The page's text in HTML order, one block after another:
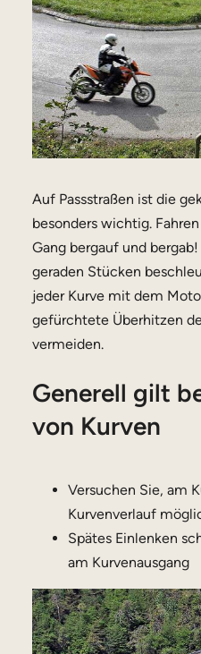
Auf Passstraßen ist die
besonders wichtig.
Gang bergauf und
geraden Stücken
jeder Kurve mit dem
gefürchtete Überhitzen
vermeiden.
Generell gilt
von Kurven
Versuchen Sie, am
Kurvenverlauf
Spätes Einlenken
am Kurvenausgang